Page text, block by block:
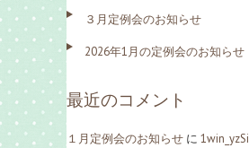
３月定例会のお知らせ
2026年1月の定例会のお知らせ
最近のコメント
１月定例会のお知らせ に 1win_yzSi